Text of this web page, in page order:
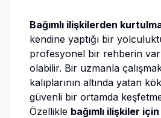
Bağımlı ilişkilerden
kendine yaptığı bir
profesyonel bir rehberin
olabilir. Bir uzmanla
kalıplarının altında yatan
güvenli bir ortamda
Özellikle bağımlı ilişkiler